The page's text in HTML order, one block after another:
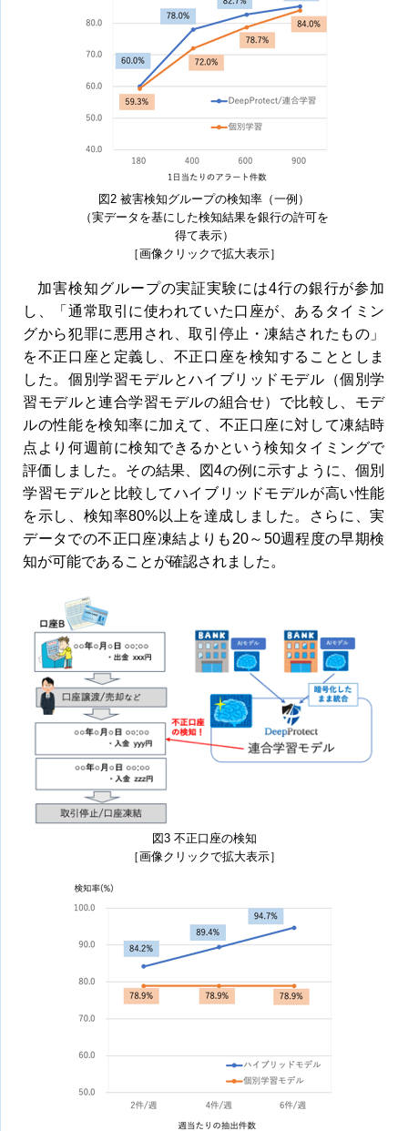
図2 被害検知グループの検知率（一例）
（実データを基にした検知結果を銀行の許可を
得て表示）
［画像クリックで拡大表示］
加害検知グループの実証実験には4行の銀行が参加
し、「通常取引に使われていた口座が、あるタイミン
グから犯罪に悪用され、取引停止・凍結されたもの」
を不正口座と定義し、不正口座を検知することとしま
した。個別学習モデルとハイブリッドモデル（個別学
習モデルと連合学習モデルの組合せ）で比較し、モデ
ルの性能を検知率に加えて、不正口座に対して凍結時
点より何週前に検知できるかという検知タイミングで
評価しました。その結果、図4の例に示すように、個別
学習モデルと比較してハイブリッドモデルが高い性能
を示し、検知率80%以上を達成しました。さらに、実
データでの不正口座凍結よりも20～50週程度の早期検
知が可能であることが確認されました。
図3 不正口座の検知
［画像クリックで拡大表示］